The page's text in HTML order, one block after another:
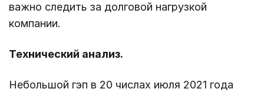
важно следить за долговой нагрузкой
компании.
Технический анализ.
Небольшой гэп в 20 числах июля 2021 года